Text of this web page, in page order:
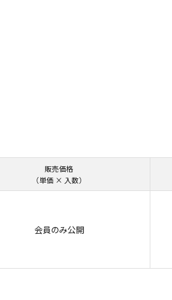
販売価格
（単価 × 入数）
会員のみ公開